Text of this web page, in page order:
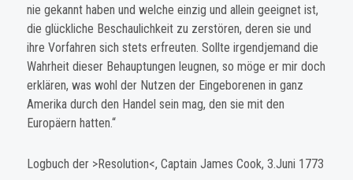
nie gekannt haben und welche einzig und allein geeignet ist,
die glückliche Beschaulichkeit zu zerstören, deren sie und
ihre Vorfahren sich stets erfreuten. Sollte irgendjemand die
Wahrheit dieser Behauptungen leugnen, so möge er mir doch
erklären, was wohl der Nutzen der Eingeborenen in ganz
Amerika durch den Handel sein mag, den sie mit den
Europäern hatten.“
Logbuch der >Resolution<, Captain James Cook, 3.Juni 1773